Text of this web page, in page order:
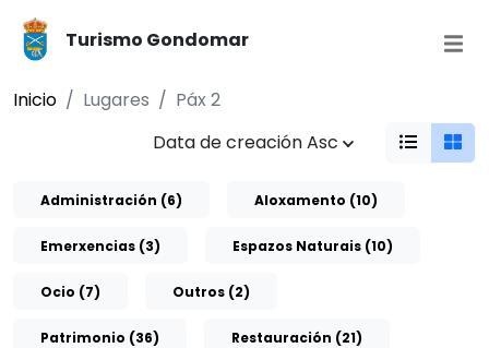
Turismo Gondomar
Inicio Lugares
Páx 2
Data de creación Asc
Administración (6) Aloxamento (10)
Emerxencias (3) Espazos Naturais (10)
Ocio (7) Outros (2)
Patrimonio (36) Restauración (21)